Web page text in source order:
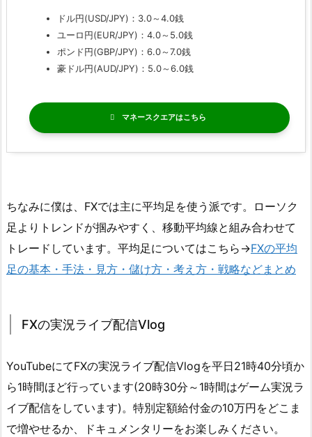
ドル円(USD/JPY)：3.0～4.0銭
ユーロ円(EUR/JPY)：4.0～5.0銭
ポンド円(GBP/JPY)：6.0～7.0銭
豪ドル円(AUD/JPY)：5.0～6.0銭
マネースクエア
ちなみに僕は、FXでは主に平均足を使う派です。ローソク
足よりトレンドが掴みやすく、移動平均線と組み合わせて
トレードしています。平均足についてはこちら→FXの平均
足の基本・手法・見方・儲け方・考え方・戦略などまとめ
FXの実況ライブ配信Vlog
YouTubeにてFXの実況ライブ配信Vlogを平日21時40分頃か
ら1時間ほど行っています(20時30分～1時間はゲーム実況ラ
イブ配信をしています)。特別定額給付金の10万円をどこま
で増やせるか、ドキュメンタリーをお楽しみください。